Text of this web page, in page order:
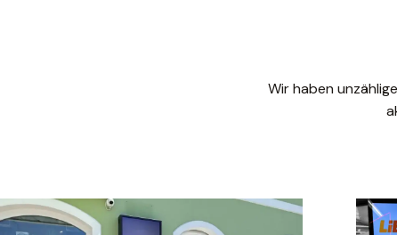
Wir haben